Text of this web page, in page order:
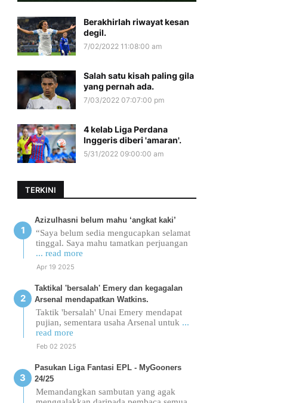
Berakhirlah riwayat kesan
degil.
7/02/2022 11:08:00 am
Salah satu kisah paling gila
yang pernah ada.
7/03/2022 07:07:00 pm
4 kelab Liga Perdana
Inggeris diberi 'amaran'.
5/31/2022 09:00:00 am
TERKINI
Azizulhasni belum mahu ‘angkat kaki’
“Saya belum sedia mengucapkan selamat
tinggal. Saya mahu tamatkan perjuangan
... read more
Apr 19 2025
Taktikal 'bersalah' Emery dan kegagalan
Arsenal mendapatkan Watkins.
Taktik 'bersalah' Unai Emery mendapat
pujian, sementara usaha Arsenal untuk ...
read more
Feb 02 2025
Pasukan Liga Fantasi EPL - MyGooners
24/25
Memandangkan sambutan yang agak